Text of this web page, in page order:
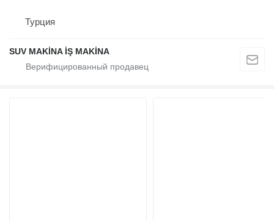
Турция
SUV MAKİNA İŞ MAKİNA